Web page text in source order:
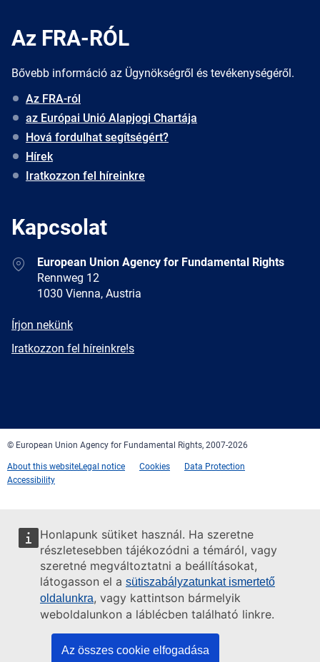
Honlapunk sütiket használ. Ha szeretne
részletesebben tájékozódni a témáról, vagy
szeretné megváltoztatni a beállításokat,
látogasson el a sütiszabályzatunkat ismertető
oldalunkra, vagy kattintson bármelyik
weboldalunkon a láblécben található linkre.
Az összes cookie elfogadása
Az FRA-RÓL
Bővebb információ az Ügynökségről és tevékenységéről.
Az FRA-ról
az Európai Unió Alapjogi Chartája
Hová fordulhat segítségért?
Hírek
Iratkozzon fel híreinkre
Kapcsolat
AddressEuropean Union Agency for Fundamental Rights
Rennweg 12
1030 Vienna, Austria
E-
Írjon nekünk
Newsletter
Iratkozzon fel híreinkre!s
© European Union Agency for Fundamental Rights, 2007-2026
About this websiteLegal notice Cookies
Data Protection
Accessibility